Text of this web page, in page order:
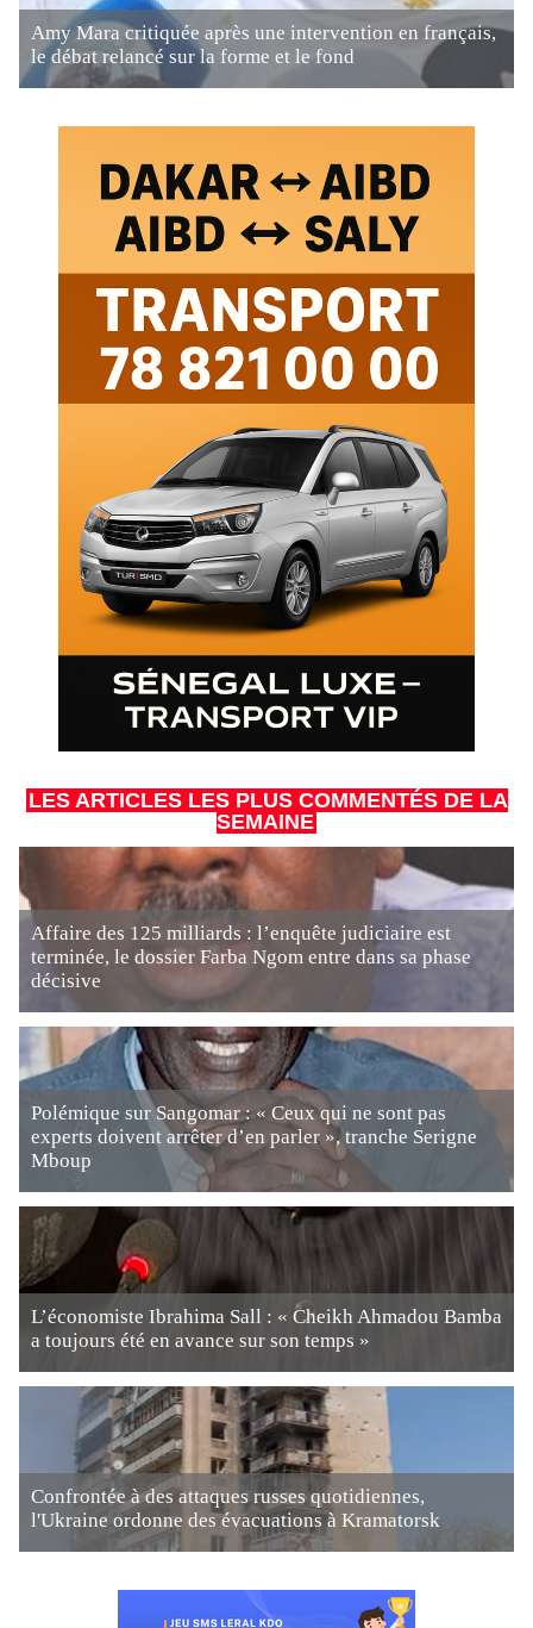
Amy Mara critiquée après une intervention en français,
le débat relancé sur la forme et le fond
LES ARTICLES LES PLUS COMMENTÉS DE LA
SEMAINE
Affaire des 125 milliards : l’enquête judiciaire est
terminée, le dossier Farba Ngom entre dans sa phase
décisive
Polémique sur Sangomar : « Ceux qui ne sont pas
experts doivent arrêter d’en parler », tranche Serigne
Mboup
L’économiste Ibrahima Sall : « Cheikh Ahmadou Bamba
a toujours été en avance sur son temps »
Confrontée à des attaques russes quotidiennes,
l'Ukraine ordonne des évacuations à Kramatorsk